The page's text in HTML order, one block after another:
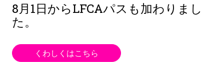
8月1日からLFCAパスも加わりまし
た。
くわしくはこちら